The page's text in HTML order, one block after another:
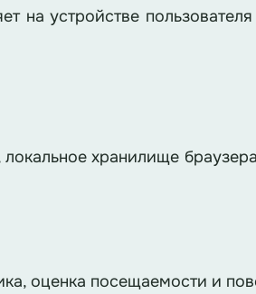
на устройстве
хранилище
оценка посещаемости и